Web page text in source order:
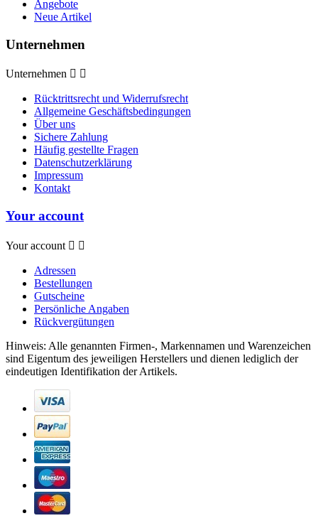
Angebote
Neue Artikel
Unternehmen
Unternehmen  
Rücktrittsrecht und Widerrufsrecht
Allgemeine Geschäftsbedingungen
Über uns
Sichere Zahlung
Häufig gestellte Fragen
Datenschutzerklärung
Impressum
Kontakt
Your account
Your account  
Adressen
Bestellungen
Gutscheine
Persönliche Angaben
Rückvergütungen
Hinweis: Alle genannten Firmen-, Markennamen und Warenzeichen
sind Eigentum des jeweiligen Herstellers und dienen lediglich der
eindeutigen Identifikation der Artikels.